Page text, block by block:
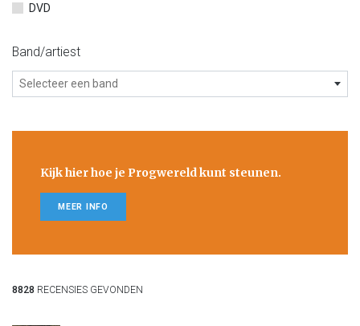
8828 RECENSIES GEVONDEN
DVD
Band/artiest
Selecteer een band
Kijk hier hoe je Progwereld kunt steunen.
MEER INFO